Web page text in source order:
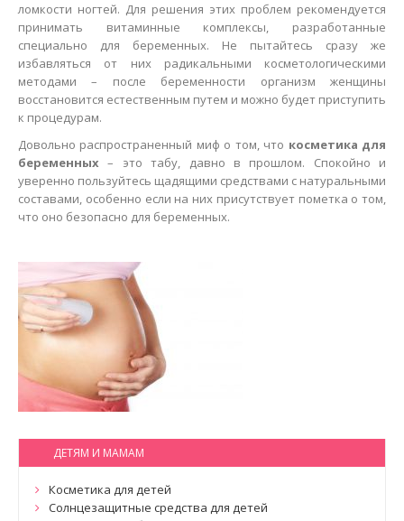
ломкости ногтей. Для решения этих проблем рекомендуется
принимать витаминные комплексы, разработанные
специально для беременных. Не пытайтесь сразу же
избавляться от них радикальными косметологическими
методами – после беременности организм женщины
восстановится естественным путем и можно будет приступить
к процедурам.
Довольно распространенный миф о том, что косметика для
беременных – это табу, давно в прошлом. Спокойно и
уверенно пользуйтесь щадящими средствами с натуральными
составами, особенно если на них присутствует пометка о том,
что оно безопасно для беременных.
ДЕТЯМ И МАМАМ
Косметика для детей
Солнцезащитные средства для детей